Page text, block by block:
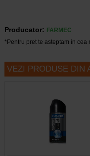
Producator:
FARMEC
*Pentru pret te asteptam in
VEZI PRODUSE DIN